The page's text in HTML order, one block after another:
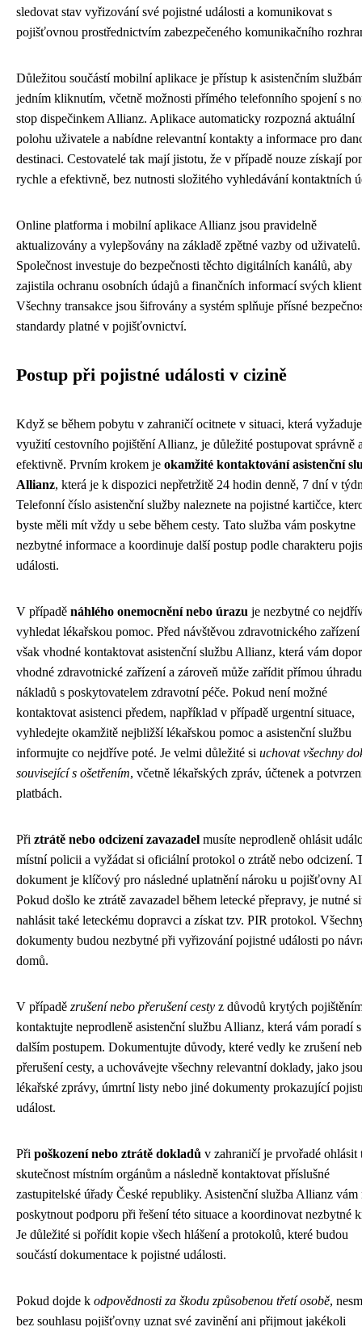
sledovat stav vyřizování své pojistné události a komunikovat s
pojišťovnou prostřednictvím zabezpečeného komunikačního
Důležitou součástí mobilní aplikace je přístup k asistenčním
jedním kliknutím, včetně možnosti přímého telefonního spojení s
stop dispečinkem Allianz. Aplikace automaticky rozpozná aktuální
polohu uživatele a nabídne relevantní kontakty a informace pro
destinaci. Cestovatelé tak mají jistotu, že v případě nouze získají
rychle a efektivně, bez nutnosti složitého vyhledávání kontaktních
Online platforma i mobilní aplikace Allianz jsou pravidelně
aktualizovány a vylepšovány na základě zpětné vazby od uživatelů.
Společnost investuje do bezpečnosti těchto digitálních kanálů, aby
zajistila ochranu osobních údajů a finančních informací svých
Všechny transakce jsou šifrovány a systém splňuje přísné
standardy platné v pojišťovnictví.
Postup při pojistné události v cizině
Když se během pobytu v zahraničí ocitnete v situaci, která vyžaduje
využití cestovního pojištění Allianz, je důležité postupovat správně
efektivně. Prvním krokem je okamžité kontaktování asistenční
Allianz, která je k dispozici nepřetržitě 24 hodin denně, 7 dní v
Telefonní číslo asistenční služby naleznete na pojistné kartičce,
byste měli mít vždy u sebe během cesty. Tato služba vám poskytne
nezbytné informace a koordinuje další postup podle charakteru
události.
V případě náhlého onemocnění nebo úrazu je nezbytné co
vyhledat lékařskou pomoc. Před návštěvou zdravotnického zařízení
však vhodné kontaktovat asistenční službu Allianz, která vám
vhodné zdravotnické zařízení a zároveň může zařídit přímou úhradu
nákladů s poskytovatelem zdravotní péče. Pokud není možné
kontaktovat asistenci předem, například v případě urgentní situace,
vyhledejte okamžitě nejbližší lékařskou pomoc a asistenční službu
informujte co nejdříve poté. Je velmi důležité si uchovat všechny
související s ošetřením, včetně lékařských zpráv, účtenek a
platbách.
Při ztrátě nebo odcizení zavazadel musíte neprodleně ohlásit
místní policii a vyžádat si oficiální protokol o ztrátě nebo odcizení.
dokument je klíčový pro následné uplatnění nároku u pojišťovny
Pokud došlo ke ztrátě zavazadel během letecké přepravy, je nutné
nahlásit také leteckému dopravci a získat tzv. PIR protokol.
dokumenty budou nezbytné při vyřizování pojistné události po
domů.
V případě zrušení nebo přerušení cesty z důvodů krytých
kontaktujte neprodleně asistenční službu Allianz, která vám poradí s
dalším postupem. Dokumentujte důvody, které vedly ke zrušení
přerušení cesty, a uchovávejte všechny relevantní doklady, jako jsou
lékařské zprávy, úmrtní listy nebo jiné dokumenty prokazující
událost.
Při poškození nebo ztrátě dokladů v zahraničí je prvořadé ohlásit
skutečnost místním orgánům a následně kontaktovat příslušné
zastupitelské úřady České republiky. Asistenční služba Allianz vám
poskytnout podporu při řešení této situace a koordinovat nezbytné
Je důležité si pořídit kopie všech hlášení a protokolů, které budou
součástí dokumentace k pojistné události.
Pokud dojde k odpovědnosti za škodu způsobenou třetí osobě,
bez souhlasu pojišťovny uznat své zavinění ani přijmout jakékoli